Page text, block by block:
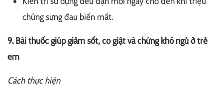
chứng sưng đau biến mất.
9. Bài thuốc giúp giảm sốt, co giật và chứng khó ngủ ở trẻ
em
Cách thực hiện